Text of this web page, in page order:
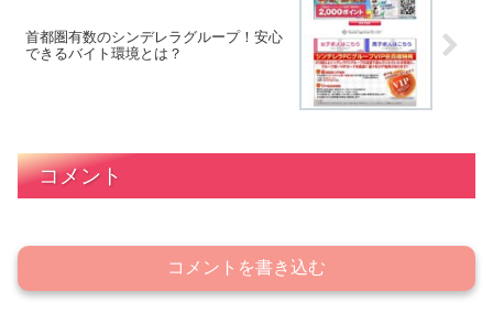
首都圏有数のシンデレラグループ！安心
できるバイト環境とは？
コメント
コメントを書き込む